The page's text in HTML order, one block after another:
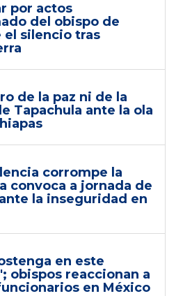
por actos
del obispo de
el silencio tras
de la paz ni de la
Tapachula ante la ola
corrompe la
convoca a jornada de
la inseguridad en
en este
obispos reaccionan a
en México